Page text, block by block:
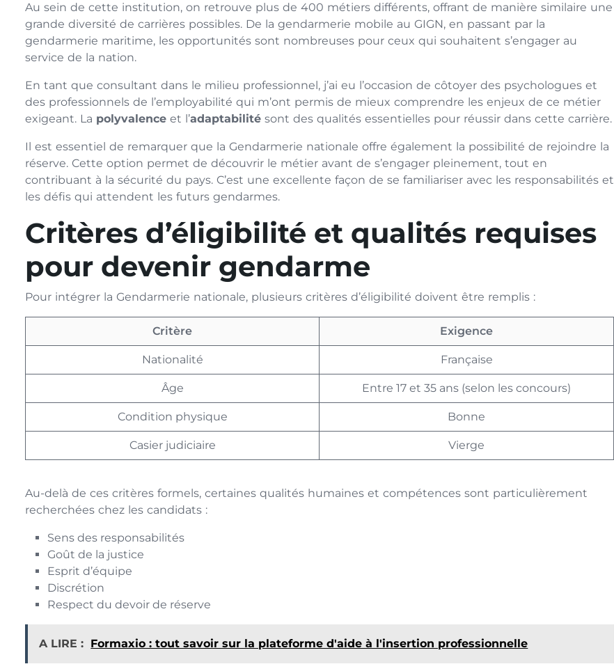
Au sein de cette institution, on retrouve plus de 400 métiers différents, offrant de manière similaire une
grande diversité de carrières possibles. De la gendarmerie mobile au GIGN, en passant par la
gendarmerie maritime, les opportunités sont nombreuses pour ceux qui souhaitent s’engager au
service de la nation.
En tant que consultant dans le milieu professionnel, j’ai eu l’occasion de côtoyer des psychologues et
des professionnels de l’employabilité qui m’ont permis de mieux comprendre les enjeux de ce métier
exigeant. La polyvalence et l’adaptabilité sont des qualités essentielles pour réussir dans cette carrière.
Il est essentiel de remarquer que la Gendarmerie nationale offre également la possibilité de rejoindre la
réserve. Cette option permet de découvrir le métier avant de s’engager pleinement, tout en
contribuant à la sécurité du pays. C’est une excellente façon de se familiariser avec les responsabilités et
les défis qui attendent les futurs gendarmes.
Critères d’éligibilité et qualités requises
pour devenir gendarme
Pour intégrer la Gendarmerie nationale, plusieurs critères d’éligibilité doivent être remplis :
Critère Exigence
Nationalité Française
Âge Entre 17 et 35 ans (selon les concours)
Condition physique Bonne
Casier judiciaire Vierge
Au-delà de ces critères formels, certaines qualités humaines et compétences sont particulièrement
recherchées chez les candidats :
Sens des responsabilités
Goût de la justice
Esprit d’équipe
Discrétion
Respect du devoir de réserve
A LIRE : Formaxio : tout savoir sur la plateforme d'aide à l'insertion professionnelle